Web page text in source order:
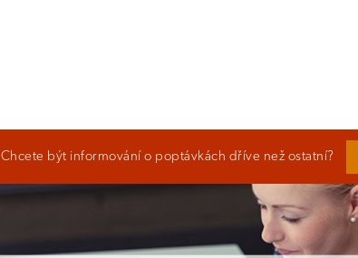
Chcete být informování o poptávkách dříve než ostatní?